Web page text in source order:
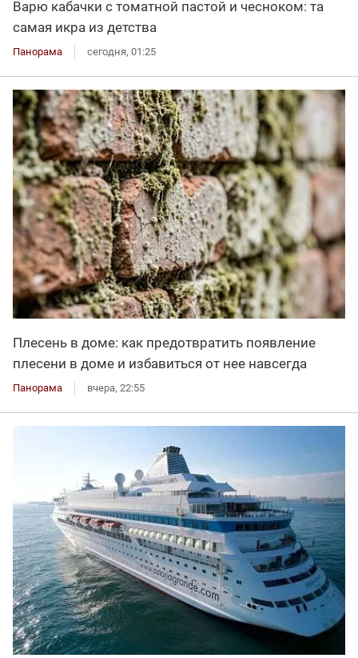
Варю кабачки с томатной пастой и чесноком: та
самая икра из детства
Панорама сегодня, 01:25
Плесень в доме: как предотвратить появление
плесени в доме и избавиться от нее навсегда
Панорама вчера, 22:55